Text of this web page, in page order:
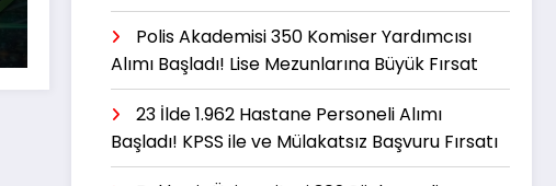
Polis Akademisi 350 Komiser Yardımcısı
Alımı Başladı! Lise Mezunlarına Büyük Fırsat
23 İlde 1.962 Hastane Personeli Alımı
Başladı! KPSS ile ve Mülakatsız Başvuru Fırsatı